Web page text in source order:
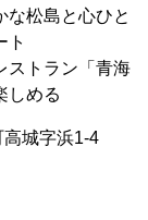
な松島と心ひと
ト
ストラン「青海
しめる
城字浜1-4